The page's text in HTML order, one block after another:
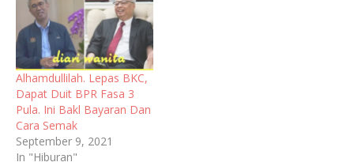
Alhamdullilah. Lepas BKC,
Dapat Duit BPR Fasa 3
Pula. Ini Bakl Bayaran Dan
Cara Semak
September 9, 2021
In "Hiburan"